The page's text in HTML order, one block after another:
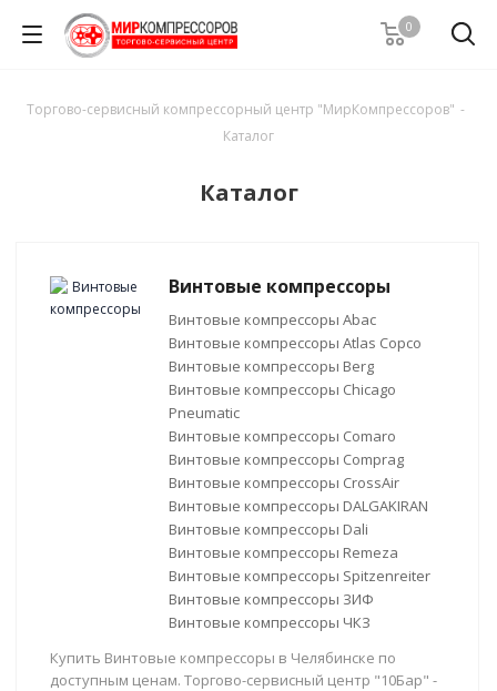
0
Торгово-сервисный компрессорный центр "МирКомпрессоров" -
Каталог
Каталог
Винтовые компрессоры
Винтовые компрессоры Abac
Винтовые компрессоры Atlas Copco
Винтовые компрессоры Berg
Винтовые компрессоры Chicago
Pneumatic
Винтовые компрессоры Comaro
Винтовые компрессоры Comprag
Винтовые компрессоры CrossAir
Винтовые компрессоры DALGAKIRAN
Винтовые компрессоры Dali
Винтовые компрессоры Remeza
Винтовые компрессоры Spitzenreiter
Винтовые компрессоры ЗИФ
Винтовые компрессоры ЧКЗ
Купить Винтовые компрессоры в Челябинске по
доступным ценам. Торгово-сервисный центр "10Бар" -